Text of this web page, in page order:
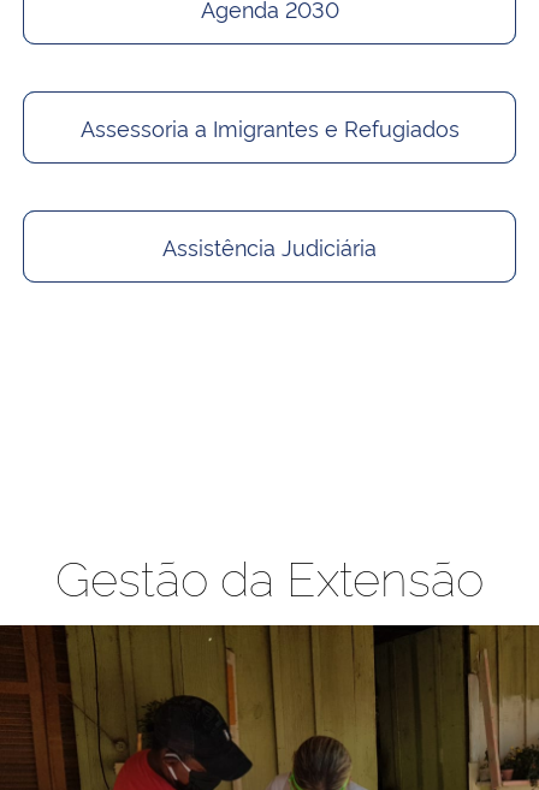
Agenda 2030
Assessoria a Imigrantes e Refugiados
Assistência Judiciária
Gestão da Extensão